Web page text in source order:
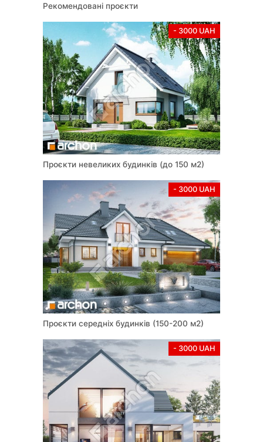
Усі графічні матеріали, опубліковані на веб-сайті
https://www.archon.com.ua охороняються відповідно до
положень Закону України «Про авторське право і суміжні
права» від 1 грудня 2022 року № 2811-IX. Завантаження,
розповсюдження вищевказаних матеріалів, їх поширення,
обробка, відтворення, копіювання повністю або частково,
а також використання в економічних і комерційних цілях
заборонено. За недотримання заборони передбачена
цивільна та кримінальна відповідальність.
Рекомендовані проєкти
- 3000 UAH
Проєкти невеликих будинків (до 150 м2)
- 3000 UAH
Проєкти середніх будинків (150-200 м2)
- 3000 UAH